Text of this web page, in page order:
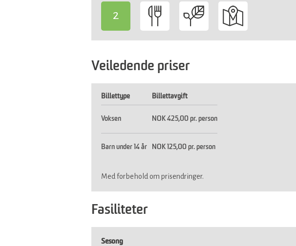
2
Veiledende priser
Billettype Billettavgift
Voksen NOK 425,00 pr. person
Barn under 14 år NOK 125,00 pr. person
Med forbehold om prisendringer.
Fasiliteter
Sesong